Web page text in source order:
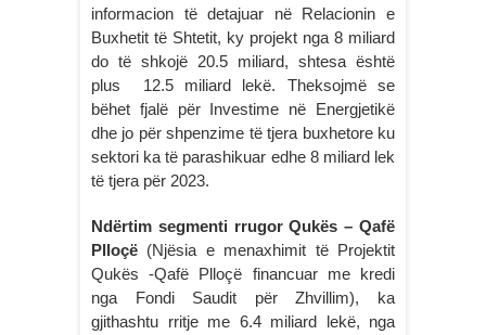
informacion të detajuar në Relacionin e
Buxhetit të Shtetit, ky projekt nga 8 miliard
do të shkojë 20.5 miliard, shtesa është
plus 12.5 miliard lekë. Theksojmë se
bëhet fjalë për Investime në Energjetikë
dhe jo për shpenzime të tjera buxhetore ku
sektori ka të parashikuar edhe 8 miliard lek
të tjera për 2023.
Ndërtim segmenti rrugor Qukës – Qafë
Plloçë (Njësia e menaxhimit të Projektit
Qukës -Qafë Plloçë financuar me kredi
nga Fondi Saudit për Zhvillim), ka
gjithashtu rritje me 6.4 miliard lekë, nga